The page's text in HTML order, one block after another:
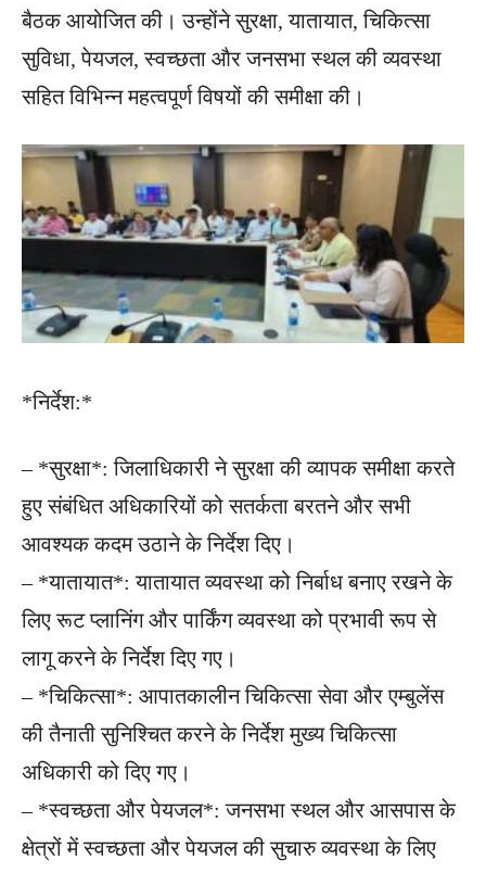
बैठक आयोजित की। उन्होंने सुरक्षा, यातायात, चिकित्सा
सुविधा, पेयजल, स्वच्छता और जनसभा स्थल की व्यवस्था
सहित विभिन्न महत्वपूर्ण विषयों की समीक्षा की।
*निर्देश:*
– *सुरक्षा*: जिलाधिकारी ने सुरक्षा की व्यापक समीक्षा करते
हुए संबंधित अधिकारियों को सतर्कता बरतने और सभी
आवश्यक कदम उठाने के निर्देश दिए।
– *यातायात*: यातायात व्यवस्था को निर्बाध बनाए रखने के
लिए रूट प्लानिंग और पार्किंग व्यवस्था को प्रभावी रूप से
लागू करने के निर्देश दिए गए।
– *चिकित्सा*: आपातकालीन चिकित्सा सेवा और एम्बुलेंस
की तैनाती सुनिश्चित करने के निर्देश मुख्य चिकित्सा
अधिकारी को दिए गए।
– *स्वच्छता और पेयजल*: जनसभा स्थल और आसपास के
क्षेत्रों में स्वच्छता और पेयजल की सुचारु व्यवस्था के लिए